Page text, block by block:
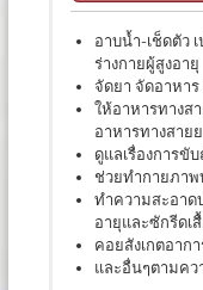
อาบน้ำ-เช็ดตัว
ร่างกายผู้สูงอายุ
จัดยา จัดอาหา
ให้อาหารทางส
อาหารทางสายย
ดูแลเรื่องการขั
ช่วยทำกายภาพ
ทำความสะอา
อายุและซักรีดเ
คอยสังเกตอาก
และอื่นๆตามคว